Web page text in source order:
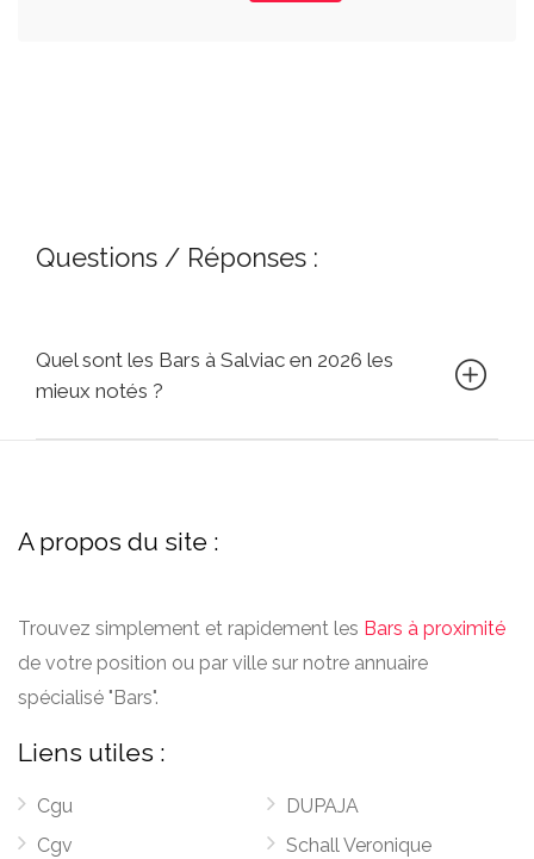
Questions / Réponses :
Quel sont les Bars à Salviac en 2026 les
mieux notés ?
A propos du site :
Trouvez simplement et rapidement les Bars à proximité
de votre position ou par ville sur notre annuaire
spécialisé "Bars".
Liens utiles :
Cgu
Cgv
DUPAJA
Schall Veronique